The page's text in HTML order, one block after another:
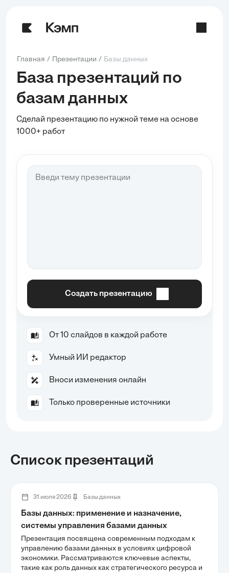
Главная Презентации Базы данных
База презентаций по
базам данных
Сделай презентацию по нужной теме на основе
1000+ работ
Создать презентацию
От 10 слайдов в каждой работе
Умный ИИ редактор
Вноси изменения онлайн
Только проверенные источники
Список презентаций
31 июля 2026 Базы данных
Базы данных: применение и назначение,
системы управления базами данных
Презентация посвящена современным подходам к
управлению базами данных в условиях цифровой
экономики. Рассматриваются ключевые аспекты,
такие как роль данных как стратегического ресурса и